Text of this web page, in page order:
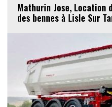
Mathurin Jose, Location
des bennes à Lisle Sur